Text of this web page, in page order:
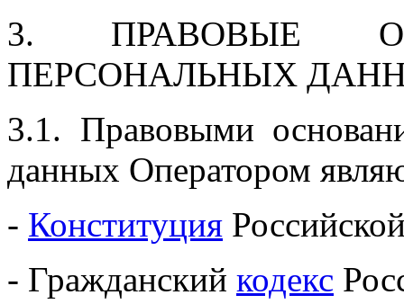
3. ПРАВОВЫЕ
ПЕРСОНАЛЬНЫХ
3.1. Правовыми
данных Оператором
- Конституция
- Гражданский кодекс